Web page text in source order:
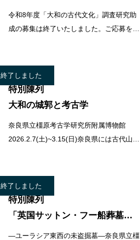
令和8年度「大和の古代文化」調査研究助
成の募集は終了いたしました。ご応募をい
終了しました
特別陳列
大和の城郭と考古学
奈良県立橿原考古学研究所附属博物館
2026.2.7(土)~3.15(日)奈良県には古代山城
終了しました
特別陳列
「英国サットン・フー船葬墓と
藤ノ木古墳」
―ユーラシア東西の未盗掘墓―奈良県立橿